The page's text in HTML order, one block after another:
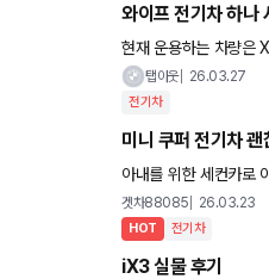
와이프 전기차 하나
현재 운용하는 차량은
뭘 잘몰라서 5천만원대
탭아웃 26.03.27
전기차
미니 쿠퍼 전기차
아내를 위한 세컨카로
쿠퍼 3도어 전기차가
겟차88085 26.03.23
HOT 전기차
iX3 실물 후기